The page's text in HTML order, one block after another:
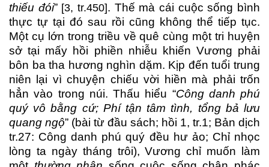
thiếu đói” [3, tr.450]. Thế mà cái cuộc sống bình
thực tự tại đó sau rồi cũng không thể tiếp tục.
Một cụ lớn trong triều về quê cùng một tri huyện
sở tại mấy hồi phiền nhiễu khiến Vương phải
bôn ba tha hương nghìn dặm. Kịp đến tuổi trung
niên lại vì chuyện chiếu vời hiền mà phải trốn
hẳn vào trong núi. Thấu hiểu “Công danh phú
quý vô bằng cứ; Phí tận tâm tình, tổng bả lưu
quang ngộ” (bài từ đầu sách; hồi 1, tr.1; Bản dịch
tr.27: Công danh phú quý đều hư ảo; Chỉ nhọc
lòng ta ngày tháng trôi), Vương chỉ muốn làm